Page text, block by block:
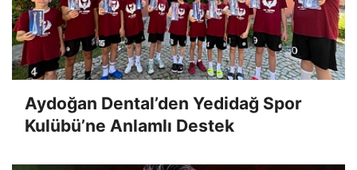
Aydoğan Dental’den Yedidağ Spor
Kulübü’ne Anlamlı Destek